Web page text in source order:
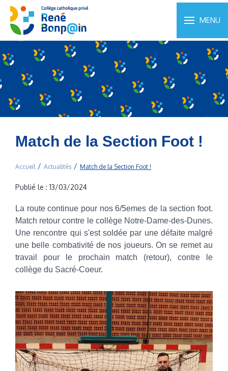
MENU
Match de la Section Foot !
Accueil Actualités Match de la Section Foot !
Publié le : 13/03/2024
La route continue pour nos 6/5emes de la section foot.
Match retour contre le collège Notre-Dame-des-Dunes.
Une rencontre qui s'est soldée par une défaite malgré
une belle combativité de nos joueurs. On se remet au
travail pour le prochain match (retour), contre le
collège du Sacré-Coeur.